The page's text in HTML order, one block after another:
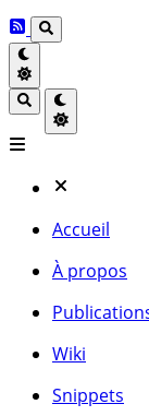
Accueil
À propos
Wiki
Snippets